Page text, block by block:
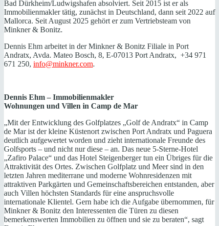
Bad Dürkheim/Ludwigshafen absolviert. Seit 2015 ist er als
Immobilienmakler tätig, zunächst in Deutschland, dann seit 2022 auf
Mallorca. Seit August 2025 gehört er zum Vertriebsteam von
Minkner & Bonitz.
Dennis Ehm arbeitet in der Minkner & Bonitz Filiale in Port
Andratx, Avda. Mateo Bosch, 8, E-07013 Port Andratx, +34 971
671 250, info@minkner.com.
Dennis Ehm – Immobilienmakler
Wohnungen und Villen in Camp de Mar
„Mit der Entwicklung des Golfplatzes „Golf de Andratx“ in Camp
de Mar ist der kleine Küstenort zwischen Port Andratx und Paguera
deutlich aufgewertet worden und zieht internationale Freunde des
Golfsports – und nicht nur diese – an. Das neue 5-Sterne-Hotel
„Zafiro Palace“ und das Hotel Steigenberger tun ein Übriges für die
Attraktivität des Ortes. Zwischen Golfplatz und Meer sind in den
letzten Jahren mediterrane und moderne Wohnresidenzen mit
attraktiven Parkgärten und Gemeinschaftsbereichen entstanden, aber
auch Villen höchsten Standards für eine anspruchsvolle
internationale Klientel. Gern habe ich die Aufgabe übernommen, für
Minkner & Bonitz den Interessenten die Türen zu diesen
bemerkenswerten Immobilien zu öffnen und sie zu beraten“, sagt